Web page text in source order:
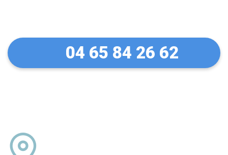
04 65 84 26 62